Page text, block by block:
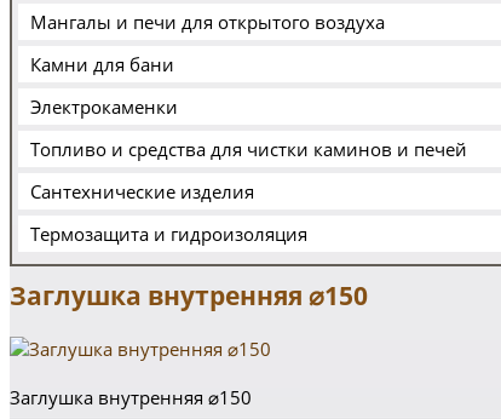
Мангалы и печи для открытого воздуха
Камни для бани
Электрокаменки
Топливо и средства для чистки каминов и печей
Сантехнические изделия
Термозащита и гидроизоляция
Заглушка внутренняя ⌀150
Заглушка внутренняя ⌀150